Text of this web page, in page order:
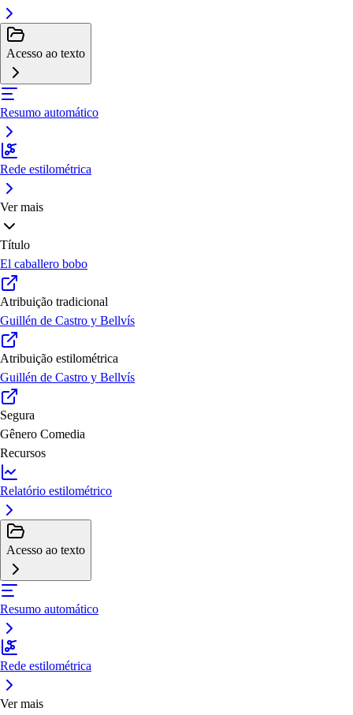
Acesso ao texto
Resumo automático
Rede estilométrica
Ver mais
Título
El caballero bobo
Atribuição tradicional
Guillén de Castro y Bellvís
Atribuição estilométrica
Guillén de Castro y Bellvís
Segura
Gênero Comedia
Recursos
Relatório estilométrico
Acesso ao texto
Resumo automático
Rede estilométrica
Ver mais